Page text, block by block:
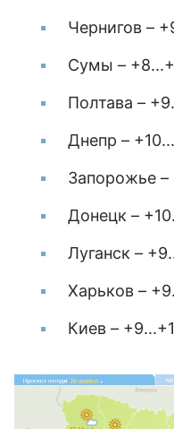
Чернигов –
Сумы –
Полтава –
Днепр –
Запорожье –
Донецк –
Луганск –
Харьков –
Киев –